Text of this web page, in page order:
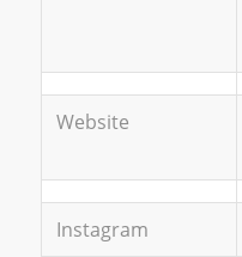
Website
Instagram